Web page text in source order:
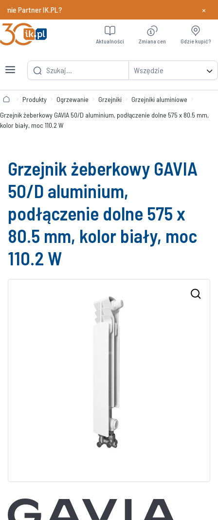
Partner IK.PL? Dowiedz
×
Wszędzie
Aktualności Zmiana cen Gdzie kupić?
Produkty Ogrzewanie Grzejniki
Grzejniki aluminiowe
Grzejnik żeberkowy GAVIA 50/D aluminium, podłączenie dolne 575 x 80.5 mm,
kolor biały, moc 110.2 W
Grzejnik żeberkowy GAVIA
50/D aluminium,
podłączenie dolne 575 x
80.5 mm, kolor biały, moc
110.2 W